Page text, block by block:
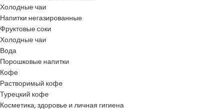
Холодные чаи
Напитки негазированные
Фруктовые соки
Холодные чаи
Вода
Порошковые напитки
Кофе
Растворимый кофе
Турецкий кофе
Косметика, здоровье и личная гигиена